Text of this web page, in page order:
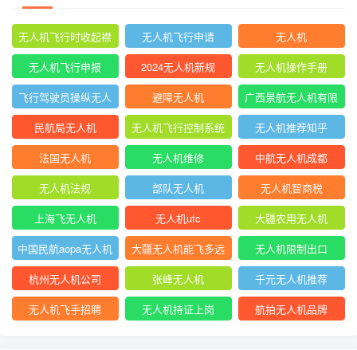
无人机飞行时收起襟
翼
无人机飞行申请
无人机
无人机飞行申报
2024无人机新规
无人机操作手册
飞行驾驶员操纵无人
机坡度转弯时
避障无人机
广西景航无人机有限
公司官网首页
民航局无人机
无人机飞行控制系统
中的pid控制器
无人机推荐知乎
法国无人机
无人机维修
中航无人机成都
无人机法规
部队无人机
无人机智商税
上海飞无人机
无人机utc
大疆农用无人机
中国民航aopa无人机
驾驶员合格证
大疆无人机能飞多远
无人机限制出口
杭州无人机公司
张峰无人机
千元无人机推荐
无人机飞手招聘
无人机持证上岗 航拍无人机品牌